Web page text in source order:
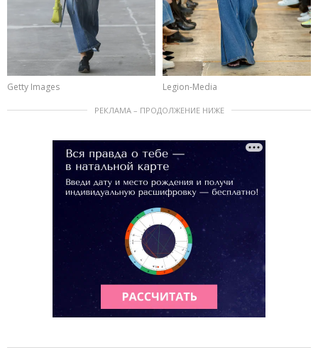
Getty Images Legion-Media
РЕКЛАМА – ПРОДОЛЖЕНИЕ НИЖЕ